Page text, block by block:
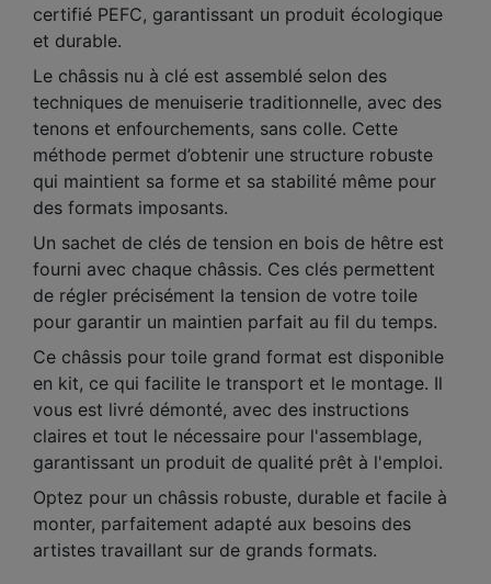
certifié PEFC, garantissant un produit écologique
et durable.
Le châssis nu à clé est assemblé selon des
techniques de menuiserie traditionnelle, avec des
tenons et enfourchements, sans colle. Cette
méthode permet d’obtenir une structure robuste
qui maintient sa forme et sa stabilité même pour
des formats imposants.
Un sachet de clés de tension en bois de hêtre est
fourni avec chaque châssis. Ces clés permettent
de régler précisément la tension de votre toile
pour garantir un maintien parfait au fil du temps.
Ce châssis pour toile grand format est disponible
en kit, ce qui facilite le transport et le montage. Il
vous est livré démonté, avec des instructions
claires et tout le nécessaire pour l'assemblage,
garantissant un produit de qualité prêt à l'emploi.
Optez pour un châssis robuste, durable et facile à
monter, parfaitement adapté aux besoins des
artistes travaillant sur de grands formats.